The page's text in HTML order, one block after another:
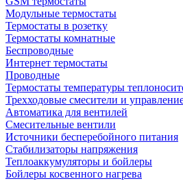
Модульные термостаты
Термостаты в розетку
Термостаты комнатные
Беспроводные
Интернет термостаты
Проводные
Термостаты температуры
Трехходовые смесители и
Автоматика для вентилей
Смесительные вентили
Источники бесперебойного питания
Стабилизаторы напряжения
Теплоаккумуляторы и бойлеры
Бойлеры косвенного нагрева